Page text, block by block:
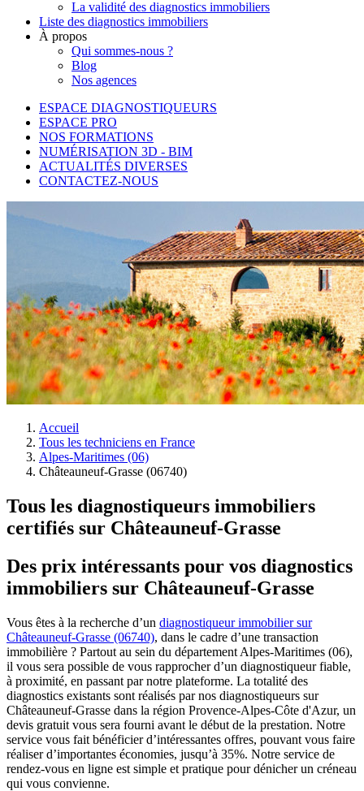
La validité des diagnostics immobiliers
Liste des diagnostics immobiliers
À propos
Qui sommes-nous ?
Blog
Nos agences
ESPACE DIAGNOSTIQUEURS
ESPACE PRO
NOS FORMATIONS
NUMÉRISATION 3D - BIM
ACTUALITÉS DIVERSES
CONTACTEZ-NOUS
Accueil
Tous les techniciens en France
Alpes-Maritimes (06)
Châteauneuf-Grasse (06740)
Tous les diagnostiqueurs immobiliers
certifiés sur Châteauneuf-Grasse
Des prix intéressants pour vos diagnostics
immobiliers sur Châteauneuf-Grasse
Vous êtes à la recherche d’un diagnostiqueur immobilier sur
Châteauneuf-Grasse (06740), dans le cadre d’une transaction
immobilière ? Partout au sein du département Alpes-Maritimes (06),
il vous sera possible de vous rapprocher d’un diagnostiqueur fiable,
à proximité, en passant par notre plateforme. La totalité des
diagnostics existants sont réalisés par nos diagnostiqueurs sur
Châteauneuf-Grasse dans la région Provence-Alpes-Côte d'Azur, un
devis gratuit vous sera fourni avant le début de la prestation. Notre
service vous fait bénéficier d’intéressantes offres, pouvant vous faire
réaliser d’importantes économies, jusqu’à 35%. Notre service de
rendez-vous en ligne est simple et pratique pour dénicher un créneau
qui vous convienne.